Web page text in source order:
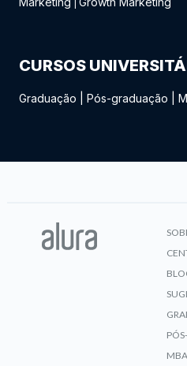
CURSOS
Graduação Pós-graduação
MBA